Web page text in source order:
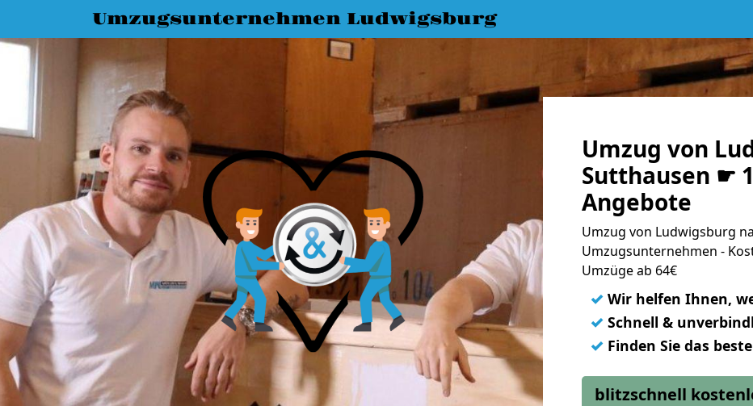
Umzugsunternehmen Ludwigsburg
Umzug von
Sutthausen ☛
Angebote
Umzug von Ludwigsburg
Umzugsunternehmen -
Umzüge ab 64€
✓ Wir helfen Ihnen,
✓ Schnell &
✓ Finden Sie das
blitzschnell